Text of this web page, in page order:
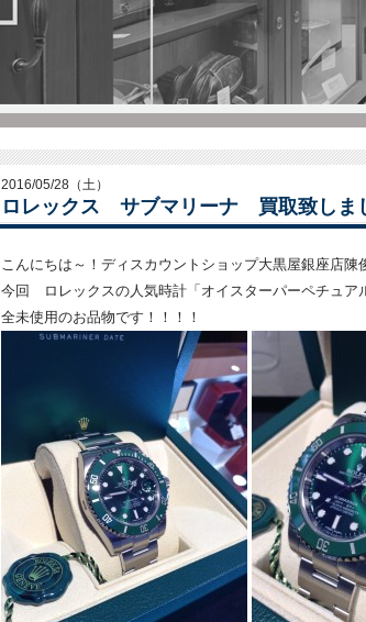
2016/05/28（土）
ロレックス サブマリーナ 買取致しま
こんにちは～！ディスカウントショップ大黒屋銀座店陳
今回 ロレックスの人気時計「オイスターパーペチュ
全未使用のお品物です！！！！